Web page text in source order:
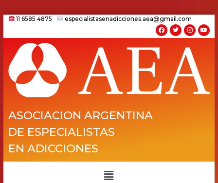
11 6585 4875 especialistasenadicciones.aea@gmail.com
ASOCIACION ARGENTINA
DE ESPECIALISTAS
EN ADICCIONES